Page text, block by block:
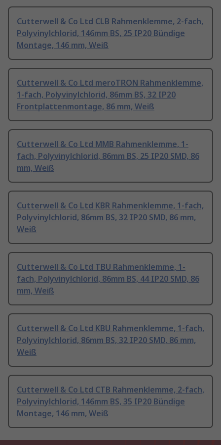
Cutterwell & Co Ltd CLB Rahmenklemme, 2-fach,
Polyvinylchlorid, 146mm BS, 25 IP20 Bündige
Montage, 146 mm, Weiß
Cutterwell & Co Ltd meroTRON Rahmenklemme,
1-fach, Polyvinylchlorid, 86mm BS, 32 IP20
Frontplattenmontage, 86 mm, Weiß
Cutterwell & Co Ltd MMB Rahmenklemme, 1-
fach, Polyvinylchlorid, 86mm BS, 25 IP20 SMD, 86
mm, Weiß
Cutterwell & Co Ltd KBR Rahmenklemme, 1-fach,
Polyvinylchlorid, 86mm BS, 32 IP20 SMD, 86 mm,
Weiß
Cutterwell & Co Ltd TBU Rahmenklemme, 1-
fach, Polyvinylchlorid, 86mm BS, 44 IP20 SMD, 86
mm, Weiß
Cutterwell & Co Ltd KBU Rahmenklemme, 1-fach,
Polyvinylchlorid, 86mm BS, 32 IP20 SMD, 86 mm,
Weiß
Cutterwell & Co Ltd CTB Rahmenklemme, 2-fach,
Polyvinylchlorid, 146mm BS, 35 IP20 Bündige
Montage, 146 mm, Weiß